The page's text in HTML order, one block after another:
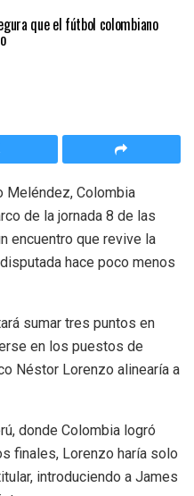
que el fútbol colombiano
Meléndez, Colombia
de la jornada 8 de las
encuentro que revive la
hace poco menos
sumar tres puntos en
en los puestos de
Néstor Lorenzo alinearía a
donde Colombia logró
finales, Lorenzo haría solo
introduciendo a James